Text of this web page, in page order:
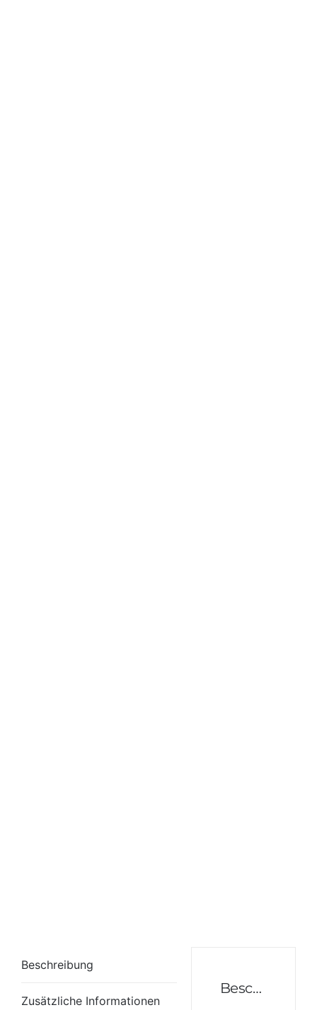
Beschreibung
Zusätzliche Informationen
Beschreibung